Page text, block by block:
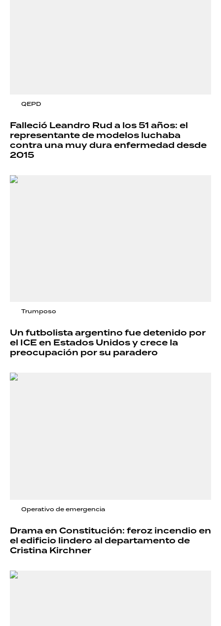
QEPD
Falleció Leandro Rud a los 51 años: el
representante de modelos luchaba
contra una muy dura enfermedad desde
2015
Trumposo
Un futbolista argentino fue detenido por
el ICE en Estados Unidos y crece la
preocupación por su paradero
Operativo de emergencia
Drama en Constitución: feroz incendio en
el edificio lindero al departamento de
Cristina Kirchner